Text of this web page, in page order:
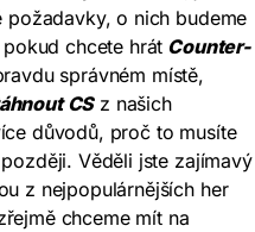
o nich budeme
chcete hrát Counter-
správném místě,
CSz našich
důvodů, proč to musíte
Věděli jste zajímavý
z nejpopulárnějších her
chceme mít na